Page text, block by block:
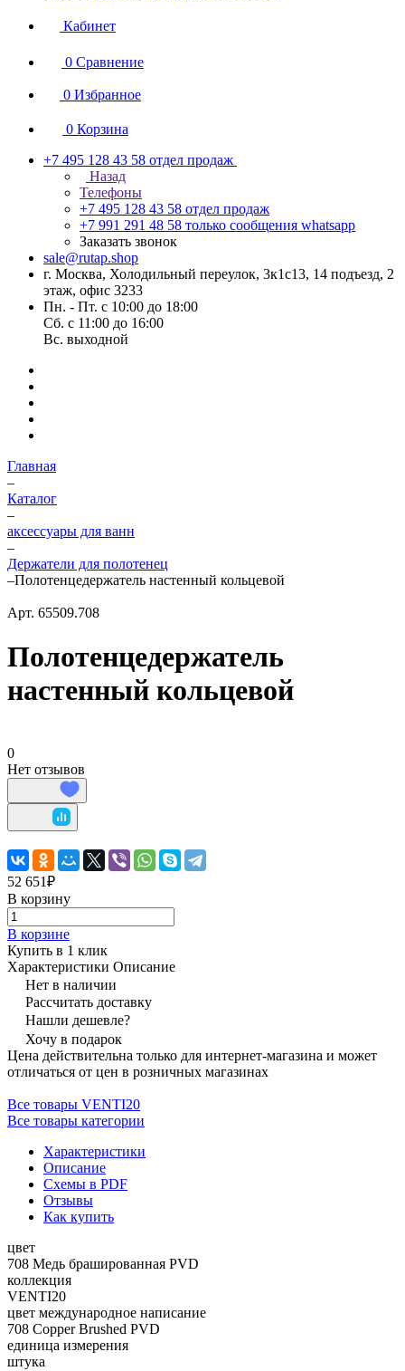
Кабинет
0 Сравнение
0 Избранное
0 Корзина
+7 495 128 43 58 отдел продаж
Назад
Телефоны
+7 495 128 43 58 отдел продаж
+7 991 291 48 58 только сообщения whatsapp
Заказать звонок
sale@rutap.shop
г. Москва, Холодильный переулок, 3к1с13, 14 подъезд, 2
этаж, офис 3233
Пн. - Пт. с 10:00 до 18:00
Сб. с 11:00 до 16:00
Вс. выходной
Главная
–
Каталог
–
аксессуары для ванн
–
Держатели для полотенец
–Полотенцедержатель настенный кольцевой
Арт. 65509.708
Полотенцедержатель
настенный кольцевой
0
Нет отзывов
52 651₽
В корзину
В корзине
Купить в 1 клик
Характеристики Описание
Нет в наличии
Рассчитать доставку
Нашли дешевле?
Хочу в подарок
Цена действительна только для интернет-магазина и может
отличаться от цен в розничных магазинах
Все товары VENTI20
Все товары категории
Характеристики
Описание
Схемы в PDF
Отзывы
Как купить
цвет
708 Медь брашированная PVD
коллекция
VENTI20
цвет международное написание
708 Copper Brushed PVD
единица измерения
штука